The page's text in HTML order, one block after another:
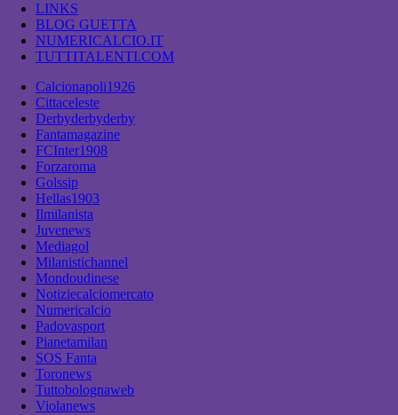
LINKS
BLOG GUETTA
NUMERICALCIO.IT
TUTTITALENTI.COM
Calcionapoli1926
Cittaceleste
Derbyderbyderby
Fantamagazine
FCInter1908
Forzaroma
Golssip
Hellas1903
Ilmilanista
Juvenews
Mediagol
Milanistichannel
Mondoudinese
Notiziecalciomercato
Numericalcio
Padovasport
Pianetamilan
SOS Fanta
Toronews
Tuttobolognaweb
Violanews